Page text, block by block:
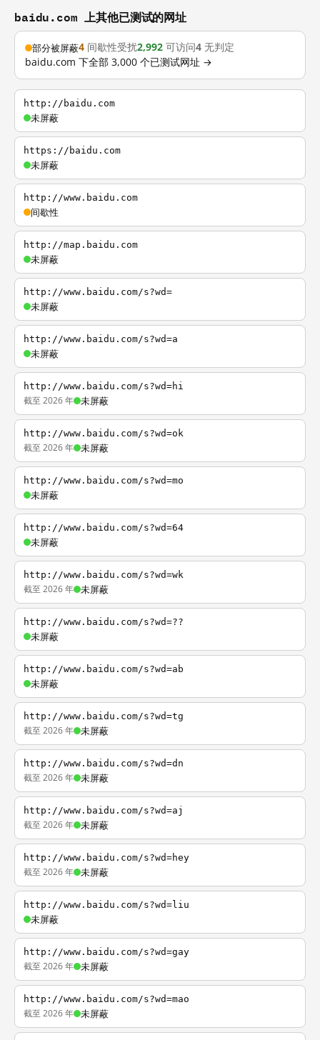
baidu.com 上其他已测试的网址
部分被屏蔽4 间歇性受扰2,992 可访问4 无判定
baidu.com 下全部 3,000 个已测试网址 →
http://baidu.com
未屏蔽
https://baidu.com
未屏蔽
http://www.baidu.com
间歇性
http://map.baidu.com
未屏蔽
http://www.baidu.com/s?wd=
未屏蔽
http://www.baidu.com/s?wd=a
未屏蔽
http://www.baidu.com/s?wd=hi
截至 2026 年 未屏蔽
http://www.baidu.com/s?wd=ok
截至 2026 年 未屏蔽
http://www.baidu.com/s?wd=mo
未屏蔽
http://www.baidu.com/s?wd=64
未屏蔽
http://www.baidu.com/s?wd=wk
截至 2026 年 未屏蔽
http://www.baidu.com/s?wd=??
未屏蔽
http://www.baidu.com/s?wd=ab
未屏蔽
http://www.baidu.com/s?wd=tg
截至 2026 年 未屏蔽
http://www.baidu.com/s?wd=dn
截至 2026 年 未屏蔽
http://www.baidu.com/s?wd=aj
截至 2026 年 未屏蔽
http://www.baidu.com/s?wd=hey
截至 2026 年 未屏蔽
http://www.baidu.com/s?wd=liu
未屏蔽
http://www.baidu.com/s?wd=gay
截至 2026 年 未屏蔽
http://www.baidu.com/s?wd=mao
截至 2026 年 未屏蔽